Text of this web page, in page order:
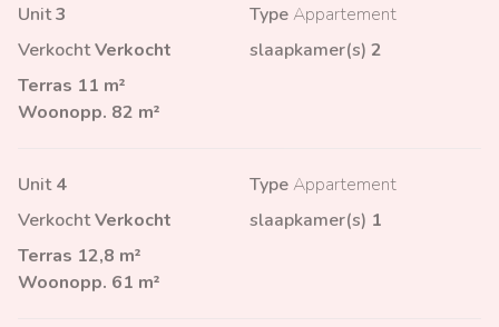
Unit3 TypeAppartement
VerkochtVerkocht slaapkamer(s) 2
Terras 11 m²
Woonopp. 82 m²
Unit4 TypeAppartement
VerkochtVerkocht slaapkamer(s) 1
Terras 12,8 m²
Woonopp. 61 m²